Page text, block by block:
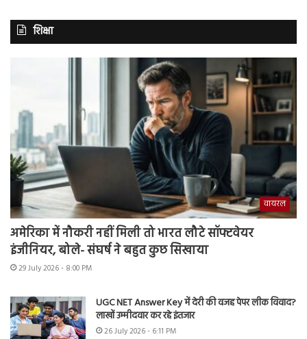
शिक्षा
वायरल
अमेरिका में नौकरी नहीं मिली तो भारत लौटे सॉफ्टवेयर
इंजीनियर, बोले- संघर्ष ने बहुत कुछ सिखाया
29 July 2026 - 8:00 PM
UGC NET Answer Key में देरी की वजह पेपर लीक विवाद?
लाखों उम्मीदवार कर रहे इंतजार
26 July 2026 - 6:11 PM